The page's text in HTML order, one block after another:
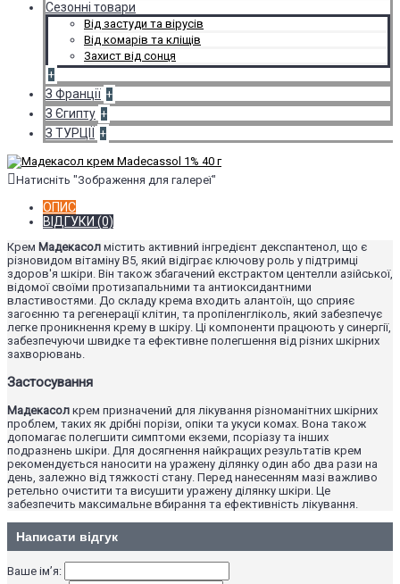
Сезонні товари
Від застуди та вірусів
Від комарів та кліщів
Захист від сонця
+
З Франції +
З Єгипту +
З ТУРЦІЇ +
Натисніть "Зображення для галереї"
ОПИС
ВІДГУКИ (0)
Крем Мадекасол містить активний інгредієнт декспантенол, що є
різновидом вітаміну B5, який відіграє ключову роль у підтримці
здоров'я шкіри. Він також збагачений екстрактом центелли азійської,
відомої своїми протизапальними та антиоксидантними
властивостями. До складу крема входить алантоїн, що сприяє
загоєнню та регенерації клітин, та пропіленгліколь, який забезпечує
легке проникнення крему в шкіру. Ці компоненти працюють у синергії,
забезпечуючи швидке та ефективне полегшення від різних шкірних
захворювань.
Застосування
Мадекасол крем призначений для лікування різноманітних шкірних
проблем, таких як дрібні порізи, опіки та укуси комах. Вона також
допомагає полегшити симптоми екземи, псоріазу та інших
подразнень шкіри. Для досягнення найкращих результатів крем
рекомендується наносити на уражену ділянку один або два рази на
день, залежно від тяжкості стану. Перед нанесенням мазі важливо
ретельно очистити та висушити уражену ділянку шкіри. Це
забезпечить максимальне вбирання та ефективність лікування.
Написати відгук
Ваше ім’я: